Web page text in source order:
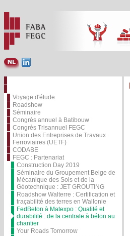
Voyage d'étude
Roadshow
Séminaire
Congrès annuel à Batibouw
Congrès Trisannuel FEGC
Union des Entreprises de Travaux
Ferroviaires (UETF)
CODABE
FEGC : Partenariat
Construction Day 2019
Séminaire du Groupement Belge de
Mécanique des Sols et de la
Géotechnique : JET GROUTING
Roadshow Walterre : Certification et
traçabilité des terres en Wallonie
FedBeton à Matexpo : Qualité et
durabilité : de la centrale à béton au
chantier
Your Roads Tomorrow